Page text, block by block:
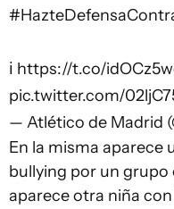
ℹ https://t.co/
pic.twitter.com/
— Atlético de Madrid
En la misma aparece
bullying por un grupo
aparece otra niña